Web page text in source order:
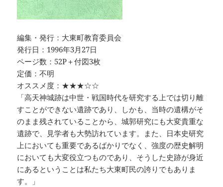
編集・発行：大東町教育委員会
発行日：1996年3月27日
ページ数：52P＋付図3枚
定価：不明
オススメ度：★★★☆☆
「高天神城跡は中世・戦国時代を研究する上では切り離
すことができない遺跡であり、しかも、当時の遺構がそ
のまま残されていることから、城郭研究にも大変貴重な
遺跡で、見学者も大勢訪れています。また、日本史研究
上においても重要であるばかりでなく、強度の歴史解明
においても大変役立つものであり、そうした史跡が身近
にあるということは私たち大東町民の誇りでもありま
す。」